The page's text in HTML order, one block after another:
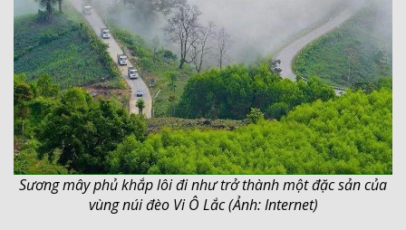
Sương mây phủ khắp lôi đi như trở thành một đặc sản của
vùng núi đèo Vi Ô Lắc (Ảnh: Internet)